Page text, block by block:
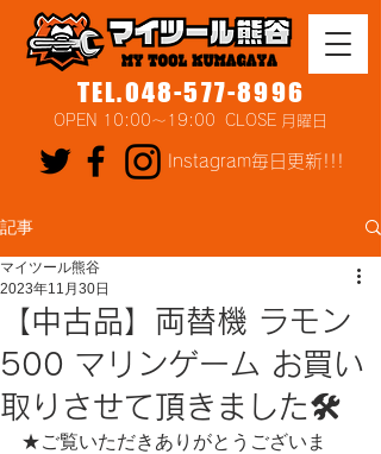
TEL.048-577-8996
OPEN 10:00～19:00 CLOSE 月曜日
Instagram毎日更新!!!
記事
【中古品】両替機 ラモン
500 マリンゲーム お買い
取りさせて頂きました🛠
マイツール熊谷
2023年11月30日
★ご覧いただきありがとうございま